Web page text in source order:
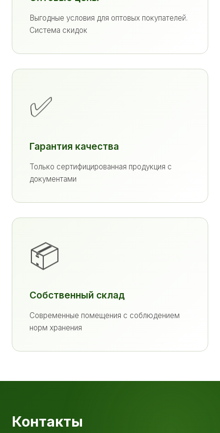
Выгодные условия для оптовых покупателей.
Система скидок
✅
Гарантия качества
Только сертифицированная продукция с
документами
📦
Собственный склад
Современные помещения с соблюдением
норм хранения
Контакты